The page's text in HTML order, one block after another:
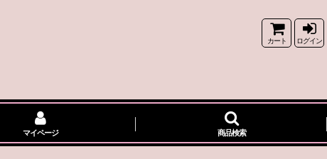
カート ログイン
マイページ 商品検索